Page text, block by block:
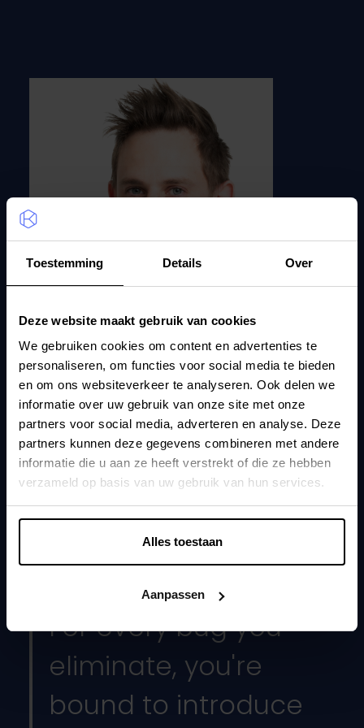
Toestemming Details Over
Deze website maakt gebruik van cookies
We gebruiken cookies om content en advertenties te
personaliseren, om functies voor social media te bieden
en om ons websiteverkeer te analyseren. Ook delen we
informatie over uw gebruik van onze site met onze
partners voor social media, adverteren en analyse. Deze
partners kunnen deze gegevens combineren met andere
informatie die u aan ze heeft verstrekt of die ze hebben
verzameld op basis van uw gebruik van hun services.
Alles toestaan
Aanpassen
Kenny Maes
Full Stack Developer
Kunlaborator since
March 2021
Favourite song
Higher Ground - Purple Disco Machine
Wake up for
Good food in general
For every bug you
eliminate, you're
bound to introduce